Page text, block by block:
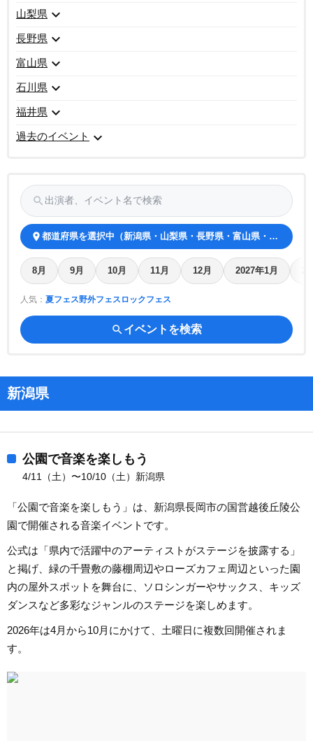
山梨県 expand_more
長野県 expand_more
富山県 expand_more
石川県 expand_more
福井県 expand_more
過去のイベント expand_more
search 出演者、イベント名で検索
place 都道府県を選択中（新潟県・山梨県・長野県・富山県・石川県・
8月 9月 10月 11月 12月 2027年1月
人気： 夏フェス野外フェス ロックフェス
search イベントを検索
新潟県
公園で音楽を楽しもう
4/11（土）〜10/10（土）新潟県
「公園で音楽を楽しもう」は、新潟県長岡市の国営越後丘陵公
園で開催される音楽イベントです。
公式は「県内で活躍中のアーティストがステージを披露する」
と掲げ、緑の千畳敷の藤棚周辺やローズカフェ周辺といった園
内の屋外スポットを舞台に、ソロシンガーやサックス、キッズ
ダンスなど多彩なジャンルのステージを楽しめます。
2026年は4月から10月にかけて、土曜日に複数回開催されま
す。